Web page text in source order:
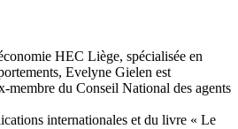
HEC Liège, spécialisée en
Evelyne Gielen est
membre du Conseil National des agents
internationales et du livre « Le